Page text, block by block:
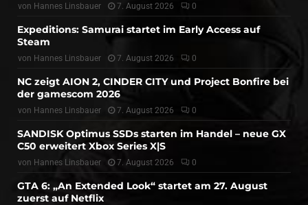
von Hannes Linsbauer 7. August 2026 0
Expeditions: Samurai startet im Early Access auf
Steam
von Hannes Linsbauer 7. August 2026 0
NC zeigt AION 2, CINDER CITY und Project Bonfire bei
der gamescom 2026
von Hannes Linsbauer 7. August 2026 0
SANDISK Optimus SSDs starten im Handel – neue GX
C50 erweitert Xbox Series X|S
von Hannes Linsbauer 7. August 2026 0
GTA 6: „An Extended Look“ startet am 27. August
zuerst auf Netflix